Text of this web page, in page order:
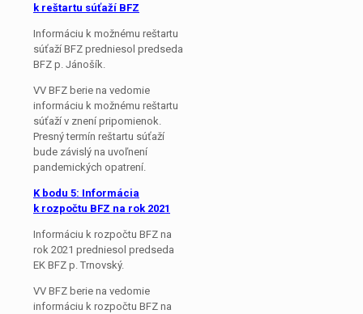
k reštartu súťaží BFZ
Informáciu k možnému reštartu
súťaží BFZ predniesol predseda
BFZ p. Jánošík.
VV BFZ berie na vedomie
informáciu k možnému reštartu
súťaží v znení pripomienok.
Presný termín reštartu súťaží
bude závislý na uvoľnení
pandemických opatrení.
K bodu 5: Informácia
k rozpočtu BFZ na rok 2021
Informáciu k rozpočtu BFZ na
rok 2021 predniesol predseda
EK BFZ p. Trnovský.
VV BFZ berie na vedomie
informáciu k rozpočtu BFZ na